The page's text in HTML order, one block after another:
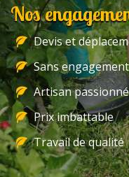
Nos
Devis et
Sans engagement
Artisan passionné
Prix imbattable
Travail de qualité